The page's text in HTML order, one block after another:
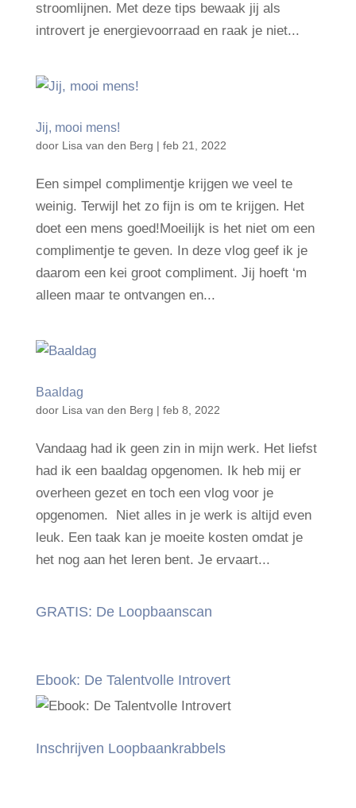
stroomlijnen. Met deze tips bewaak jij als
introvert je energievoorraad en raak je niet...
Jij, mooi mens!
door Lisa van den Berg | feb 21, 2022
Een simpel complimentje krijgen we veel te
weinig. Terwijl het zo fijn is om te krijgen. Het
doet een mens goed!Moeilijk is het niet om een
complimentje te geven. In deze vlog geef ik je
daarom een kei groot compliment. Jij hoeft ‘m
alleen maar te ontvangen en...
Baaldag
door Lisa van den Berg | feb 8, 2022
Vandaag had ik geen zin in mijn werk. Het liefst
had ik een baaldag opgenomen. Ik heb mij er
overheen gezet en toch een vlog voor je
opgenomen. Niet alles in je werk is altijd even
leuk. Een taak kan je moeite kosten omdat je
het nog aan het leren bent. Je ervaart...
GRATIS: De Loopbaanscan
Ebook: De Talentvolle Introvert
Inschrijven Loopbaankrabbels